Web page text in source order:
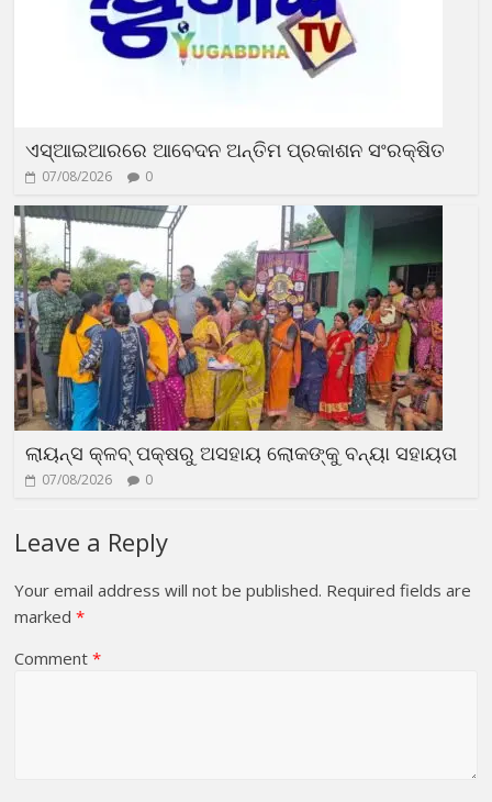
ଏସ୍‌ଆଇଆରରେ ଆବେଦନ ଅନ୍ତିମ ପ୍ରକାଶନ ସଂରକ୍ଷିତ
07/08/2026 0
ଲାୟନ୍ସ କ୍ଳବ୍ ପକ୍ଷରୁ ଅସହାୟ ଲୋକଙ୍କୁ ବନ୍ୟା ସହାୟତା
07/08/2026 0
Leave a Reply
Your email address will not be published. Required fields are
marked*
Comment*